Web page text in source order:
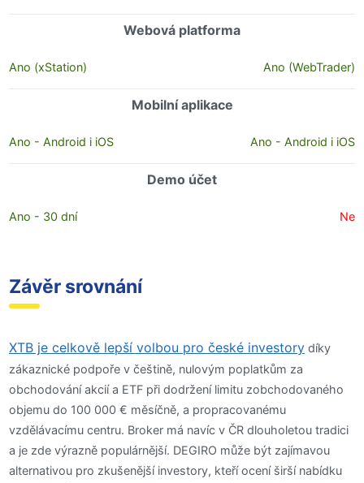
Webová platforma
Ano (xStation) Ano (WebTrader)
Mobilní aplikace
Ano - Android i iOS Ano - Android i iOS
Demo účet
Ano - 30 dní Ne
Závěr srovnání
XTB je celkově lepší volbou pro české investory díky
zákaznické podpoře v češtině, nulovým poplatkům za
obchodování akcií a ETF při dodržení limitu zobchodovaného
objemu do 100 000 € měsíčně, a propracovanému
vzdělávacímu centru. Broker má navíc v ČR dlouholetou tradici
a je zde výrazně populárnější. DEGIRO může být zajímavou
alternativou pro zkušenější investory, kteří ocení širší nabídku